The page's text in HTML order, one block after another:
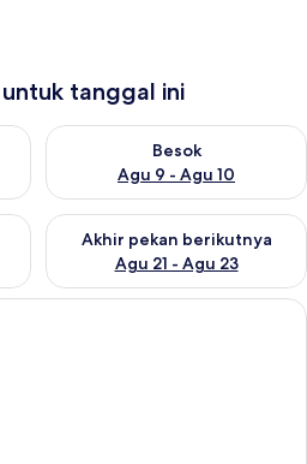
v
e
l
tanggal ini
ini Agu 8 - Agu 9
Besok
Agu 9 - Agu 10
Periksa ketersediaan untuk
pekan ini Agu 14 - Agu 16
Akhir pekan berikutnya
Agu 21 - Agu 23
Periksa ketersediaan untuk
Kamar Deluks | Seprai premium,